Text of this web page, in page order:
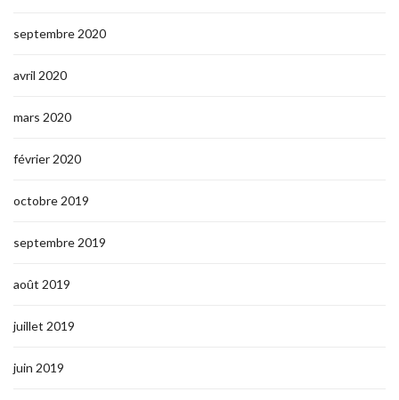
septembre 2020
avril 2020
mars 2020
février 2020
octobre 2019
septembre 2019
août 2019
juillet 2019
juin 2019